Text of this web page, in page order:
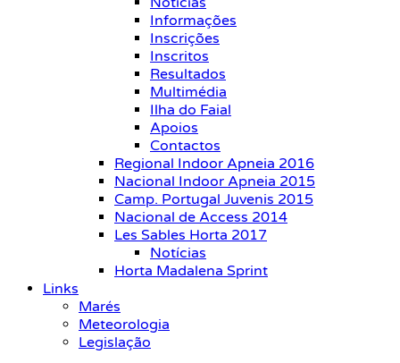
Informações
Inscrições
Inscritos
Resultados
Multimédia
Ilha do Faial
Apoios
Contactos
Regional Indoor Apneia 2016
Nacional Indoor Apneia 2015
Camp. Portugal Juvenis 2015
Nacional de Access 2014
Les Sables Horta 2017
Notícias
Horta Madalena Sprint
Links
Marés
Meteorologia
Legislação